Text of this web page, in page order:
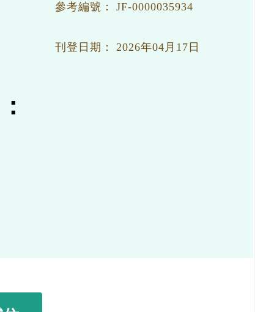
參考編號： JF-0000035934
刊登日期： 2026年04月17日